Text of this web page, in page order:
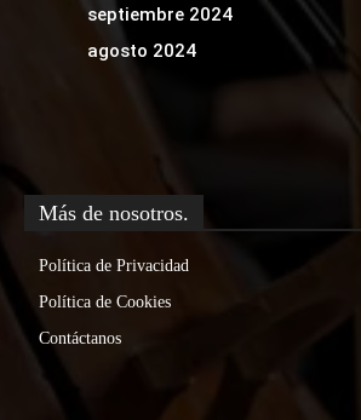
septiembre 2024
agosto 2024
Más de nosotros.
Política de Privacidad
Política de Cookies
Contáctanos